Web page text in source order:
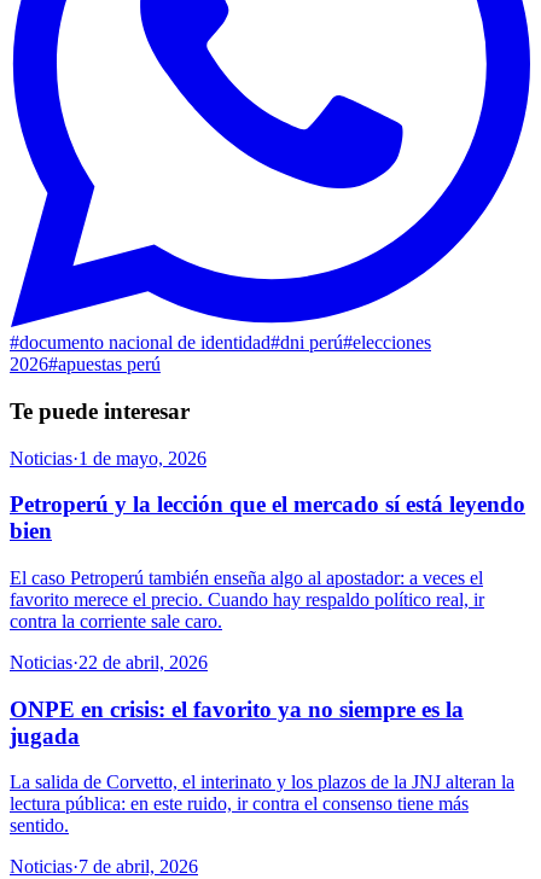
#documento nacional de identidad#dni perú#elecciones
2026#apuestas perú
Te puede interesar
Noticias·1 de mayo, 2026
Petroperú y la lección que el mercado sí está leyendo
bien
El caso Petroperú también enseña algo al apostador: a veces el
favorito merece el precio. Cuando hay respaldo político real, ir
contra la corriente sale caro.
Noticias·22 de abril, 2026
ONPE en crisis: el favorito ya no siempre es la
jugada
La salida de Corvetto, el interinato y los plazos de la JNJ alteran la
lectura pública: en este ruido, ir contra el consenso tiene más
sentido.
Noticias·7 de abril, 2026